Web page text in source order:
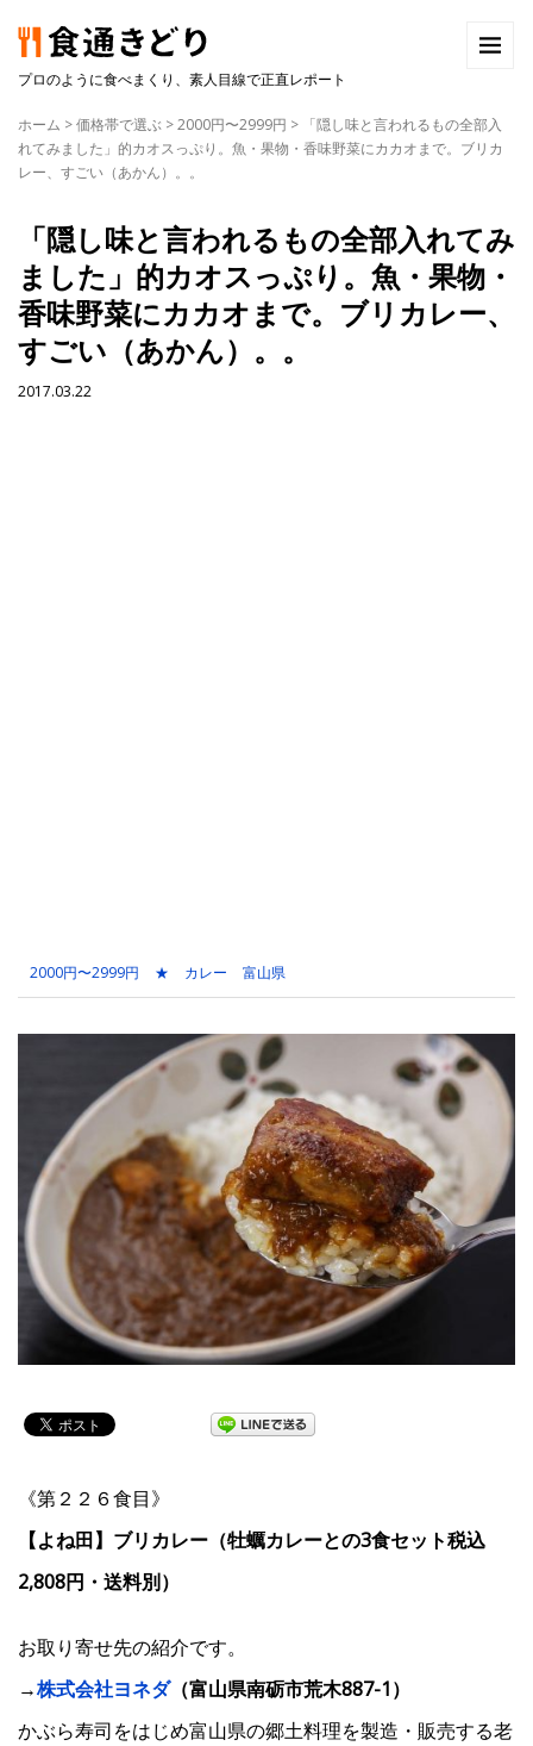
プロのように食べまくり、素人目線で正直レポート
ホーム >価格帯で選ぶ >2000円〜2999円 > 「隠し味と言われるもの全部入
れてみました」的カオスっぷり。魚・果物・香味野菜にカカオまで。ブリカ
レー、すごい（あかん）。。
「隠し味と言われるもの全部入れてみ
ました」的カオスっぷり。魚・果物・
香味野菜にカカオまで。ブリカレー、
すごい（あかん）。。
2017.03.22
2000円〜2999円 ★ カレー 富山県
《第２２６食目》
【よね田】ブリカレー（牡蠣カレーとの3食セット税込
2,808円・送料別）
お取り寄せ先の紹介です。
→株式会社ヨネダ（富山県南砺市荒木887-1）
かぶら寿司をはじめ富山県の郷土料理を製造・販売する老